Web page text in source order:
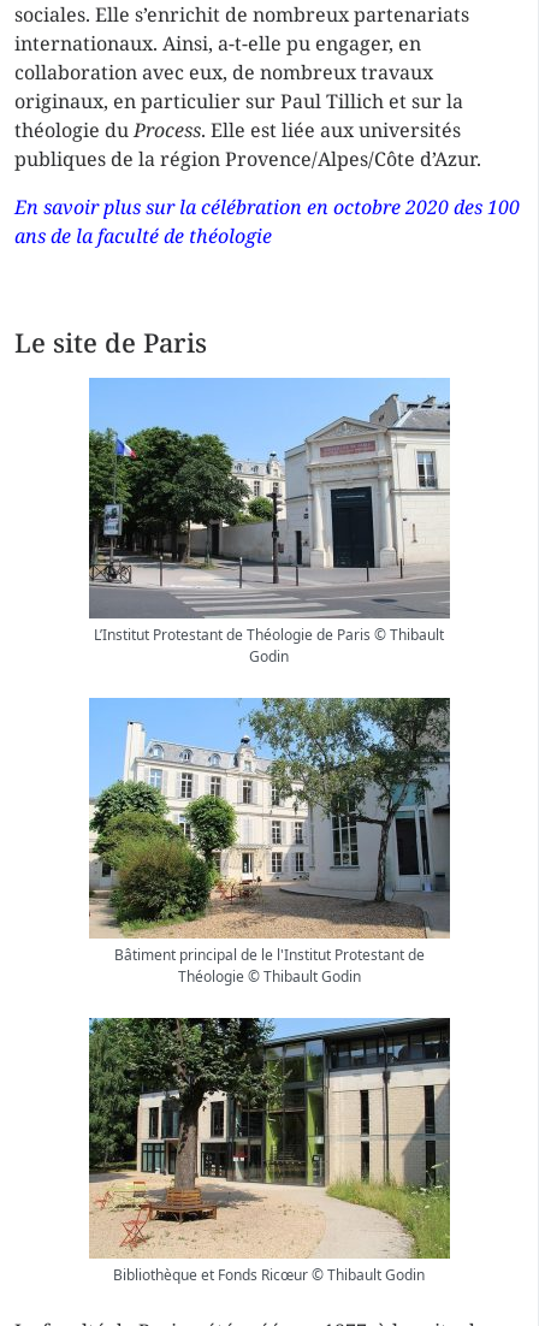
sociales. Elle s’enrichit de nombreux partenariats
internationaux. Ainsi, a-t-elle pu engager, en
collaboration avec eux, de nombreux travaux
originaux, en particulier sur Paul Tillich et sur la
théologie duProcess. Elle est liée aux universités
publiques de la région Provence/Alpes/Côte d’Azur.
En savoir plus sur la célébration en octobre 2020 des 100
ans de la faculté de théologie
Le site de Paris
L’Institut Protestant de Théologie de Paris © Thibault
Godin
Bâtiment principal de le l'Institut Protestant de
Théologie © Thibault Godin
Bibliothèque et Fonds Ricœur © Thibault Godin